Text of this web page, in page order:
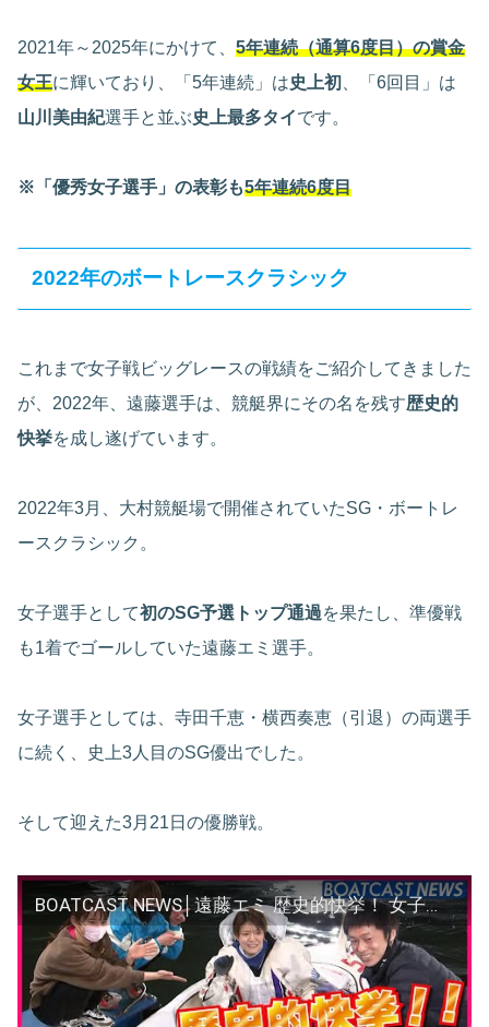
2021年～2025年にかけて、 5年連続（通算6度目）の賞金
女王に輝いており、「5年連続」は史上初 、「6回目」は
山川美由紀選手と並ぶ史上最多タイです。
※「優秀女子選手」の表彰も5年連続6度目
2022年のボートレースクラシック
これまで女子戦ビッグレースの戦績をご紹介してきました
が、2022年、遠藤選手は、競艇界にその名を残す歴史的
快挙を成し遂げています。
2022年3月、大村競艇場で開催されていたSG・ボートレ
ースクラシック。
女子選手として初のSG予選トップ通過を果たし、準優戦
も1着でゴールしていた遠藤エミ選手。
女子選手としては、寺田千恵・横西奏恵（引退）の両選手
に続く、史上3人目のSG優出でした。
そして迎えた3月21日の優勝戦。
BOATCAST NEWS│遠藤エミ 歴史的快挙！ 女子レーサー初のSG制覇!! ボートレースニュース 2022年3月21日│